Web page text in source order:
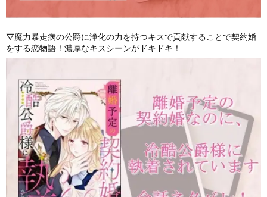
▽魔力暴走病の公爵に浄化の力を持つキスで貢献することで契約婚
をする恋物語！濃厚なキスシーンがドキドキ！